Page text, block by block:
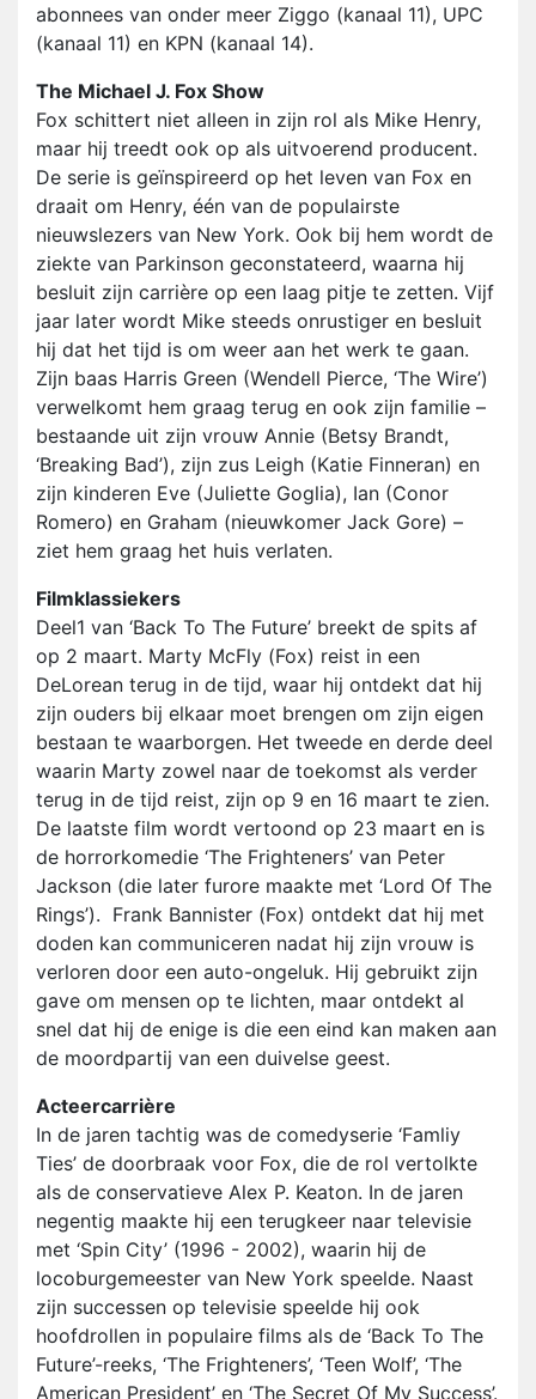
abonnees van onder meer Ziggo (kanaal 11), UPC
(kanaal 11) en KPN (kanaal 14).
The Michael J. Fox Show
Fox schittert niet alleen in zijn rol als Mike Henry,
maar hij treedt ook op als uitvoerend producent.
De serie is geïnspireerd op het leven van Fox en
draait om Henry, één van de populairste
nieuwslezers van New York. Ook bij hem wordt de
ziekte van Parkinson geconstateerd, waarna hij
besluit zijn carrière op een laag pitje te zetten. Vijf
jaar later wordt Mike steeds onrustiger en besluit
hij dat het tijd is om weer aan het werk te gaan.
Zijn baas Harris Green (Wendell Pierce, ‘The Wire’)
verwelkomt hem graag terug en ook zijn familie –
bestaande uit zijn vrouw Annie (Betsy Brandt,
‘Breaking Bad’), zijn zus Leigh (Katie Finneran) en
zijn kinderen Eve (Juliette Goglia), Ian (Conor
Romero) en Graham (nieuwkomer Jack Gore) –
ziet hem graag het huis verlaten.
Filmklassiekers
Deel1 van ‘Back To The Future’ breekt de spits af
op 2 maart. Marty McFly (Fox) reist in een
DeLorean terug in de tijd, waar hij ontdekt dat hij
zijn ouders bij elkaar moet brengen om zijn eigen
bestaan te waarborgen. Het tweede en derde deel
waarin Marty zowel naar de toekomst als verder
terug in de tijd reist, zijn op 9 en 16 maart te zien.
De laatste film wordt vertoond op 23 maart en is
de horrorkomedie ‘The Frighteners’ van Peter
Jackson (die later furore maakte met ‘Lord Of The
Rings’). Frank Bannister (Fox) ontdekt dat hij met
doden kan communiceren nadat hij zijn vrouw is
verloren door een auto-ongeluk. Hij gebruikt zijn
gave om mensen op te lichten, maar ontdekt al
snel dat hij de enige is die een eind kan maken aan
de moordpartij van een duivelse geest.
Acteercarrière
In de jaren tachtig was de comedyserie ‘Famliy
Ties’ de doorbraak voor Fox, die de rol vertolkte
als de conservatieve Alex P. Keaton. In de jaren
negentig maakte hij een terugkeer naar televisie
met ‘Spin City’ (1996 - 2002), waarin hij de
locoburgemeester van New York speelde. Naast
zijn successen op televisie speelde hij ook
hoofdrollen in populaire films als de ‘Back To The
Future’-reeks, ‘The Frighteners’, ‘Teen Wolf’, ‘The
American President’ en ‘The Secret Of My Success’.